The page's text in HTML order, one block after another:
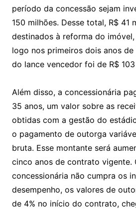
período da concessão sejam
150 milhões. Desse total, R$ 41
destinados à reforma do
logo nos primeiros dois anos
do lance vencedor foi de R$
Além disso, a concessionária
35 anos, um valor sobre as
obtidas com a gestão do
o pagamento de outorga
bruta. Esse montante será
cinco anos de contrato vigente.
concessionária não cumpra os
desempenho, os valores de
de 4% no início do contrato,